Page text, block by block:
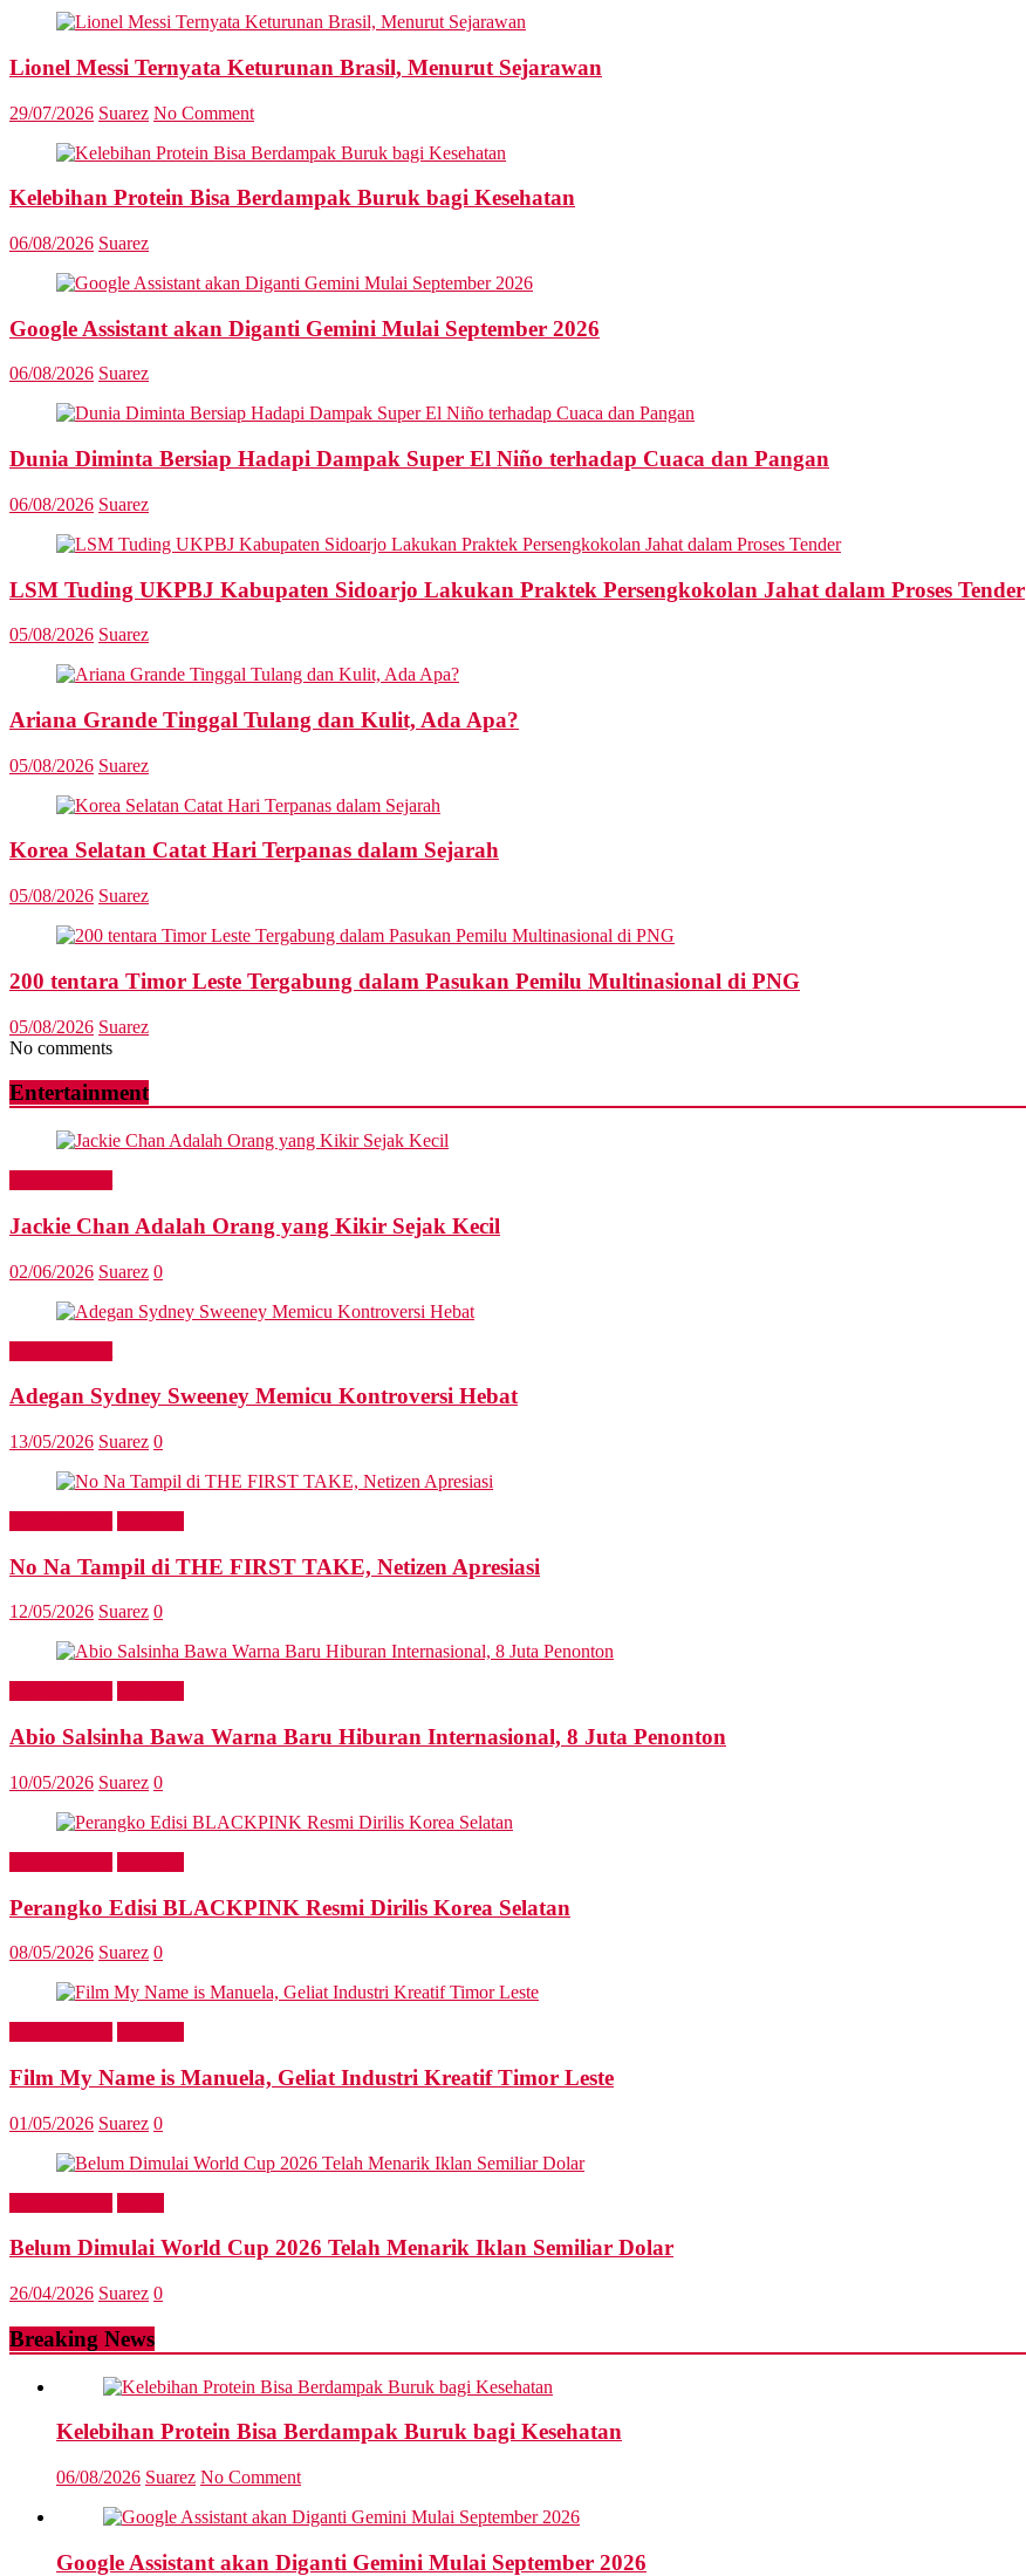
Lionel Messi Ternyata Keturunan Brasil, Menurut Sejarawan
29/07/2026 Suarez No Comment
Kelebihan Protein Bisa Berdampak Buruk bagi Kesehatan
06/08/2026 Suarez
Google Assistant akan Diganti Gemini Mulai September 2026
06/08/2026 Suarez
Dunia Diminta Bersiap Hadapi Dampak Super El Niño terhadap Cuaca dan Pangan
06/08/2026 Suarez
LSM Tuding UKPBJ Kabupaten Sidoarjo Lakukan Praktek Persengkokolan Jahat dalam Proses Tender
05/08/2026 Suarez
Ariana Grande Tinggal Tulang dan Kulit, Ada Apa?
05/08/2026 Suarez
Korea Selatan Catat Hari Terpanas dalam Sejarah
05/08/2026 Suarez
200 tentara Timor Leste Tergabung dalam Pasukan Pemilu Multinasional di PNG
05/08/2026 Suarez
No comments
Entertainment
Jackie Chan Adalah Orang yang Kikir Sejak Kecil
02/06/2026 Suarez 0
Adegan Sydney Sweeney Memicu Kontroversi Hebat
13/05/2026 Suarez 0
No Na Tampil di THE FIRST TAKE, Netizen Apresiasi
12/05/2026 Suarez 0
Abio Salsinha Bawa Warna Baru Hiburan Internasional, 8 Juta Penonton
10/05/2026 Suarez 0
Perangko Edisi BLACKPINK Resmi Dirilis Korea Selatan
08/05/2026 Suarez 0
Film My Name is Manuela, Geliat Industri Kreatif Timor Leste
01/05/2026 Suarez 0
Belum Dimulai World Cup 2026 Telah Menarik Iklan Semiliar Dolar
26/04/2026 Suarez 0
Breaking News
Kelebihan Protein Bisa Berdampak Buruk bagi Kesehatan
06/08/2026 Suarez No Comment
Google Assistant akan Diganti Gemini Mulai September 2026